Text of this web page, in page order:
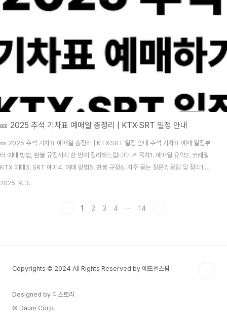
원10분위826만 원요양병원 ..
🎫 2025 추석 기차표 예매일 총정리 | KTX·SRT 일정 안내
🎫 2025 추석 기차표 예매일 총정리 | KTX·SRT 일정 안내 추석 기차표 예매 일정부
터 예매 방법, 환불 규정까지 한 번에 정리해드립니다.📌 목차1. 예매일 요약2. 코레일
KTX 예매3. SRT 예매4. 예매 방법5. 환불 규정6. 자주 묻는 질문7. 꿀팁 및 정리1.
2025 추석 기차표 예매일 요약 구분KTX(코레일)SRT예매 기간9월 15일(월) ~ 18일
2025. 9. 3.
1 2 3 4 ··· 14
Copyrights © 2024 All Rights Reserved by 애드센스팜
Designed by 티스토리
© Daum Corp.